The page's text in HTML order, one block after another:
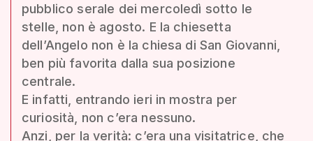
pubblico serale dei mercoledì sotto le
stelle, non è agosto. E la chiesetta
dell’Angelo non è la chiesa di San Giovanni,
ben più favorita dalla sua posizione
centrale.
E infatti, entrando ieri in mostra per
curiosità, non c’era nessuno.
Anzi, per la verità: c’era una visitatrice, che